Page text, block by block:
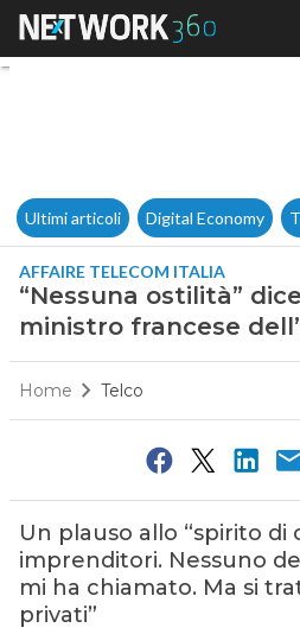
Ultimi articoli Digital Economy
AFFAIRE TELECOM ITALIA
“Nessuna ostilità”
ministro francese
Home Telco
Un plauso allo “spirito
imprenditori. Nessuno
mi ha chiamato. Ma si
privati”